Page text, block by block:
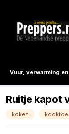
Vuur, verwarming
Ruitje kapot
koken